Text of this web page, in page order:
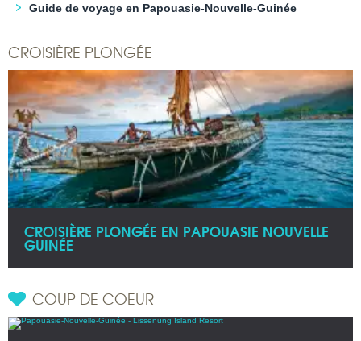
Guide de voyage en Papouasie-Nouvelle-Guinée
CROISIÈRE PLONGÉE
CROISIÈRE PLONGÉE EN PAPOUASIE NOUVELLE
GUINÉE
COUP DE COEUR